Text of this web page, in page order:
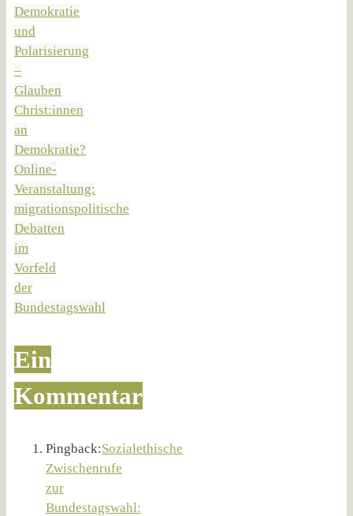
Demokratie
und
Polarisierung
–
Glauben
Christ:innen
an
Demokratie?
Online-
Veranstaltung:
migrationspolitische
Debatten
im
Vorfeld
der
Bundestagswahl
Ein
Kommentar
Pingback:Sozialethische
Zwischenrufe
zur
Bundestagswahl: